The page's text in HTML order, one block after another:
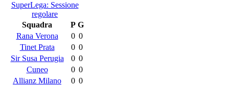
SuperLega: Sessione
regolare
Squadra
P G
Rana Verona
0 0
Tinet Prata
0 0
Sir Susa Perugia
0 0
Cuneo
0 0
Allianz Milano
0 0